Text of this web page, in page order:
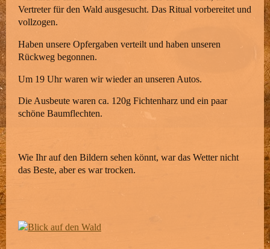
Vertreter für den Wald ausgesucht. Das Ritual vorbereitet und
vollzogen.
Haben unsere Opfergaben verteilt und haben unseren
Rückweg begonnen.
Um 19 Uhr waren wir wieder an unseren Autos.
Die Ausbeute waren ca. 120g Fichtenharz und ein paar
schöne Baumflechten.
Wie Ihr auf den Bildern sehen könnt, war das Wetter nicht
das Beste, aber es war trocken.